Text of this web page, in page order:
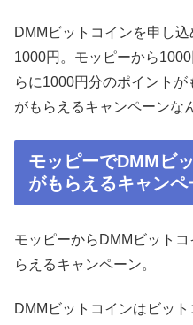
DMMビットコインを申し
1000円。モッピーから
らに1000円分のポイント
がもらえるキャンペーンな
モッピーでDMMビ
がもらえるキャン
モッピーからDMMビット
らえるキャンペーン。
DMMビットコインはビッ